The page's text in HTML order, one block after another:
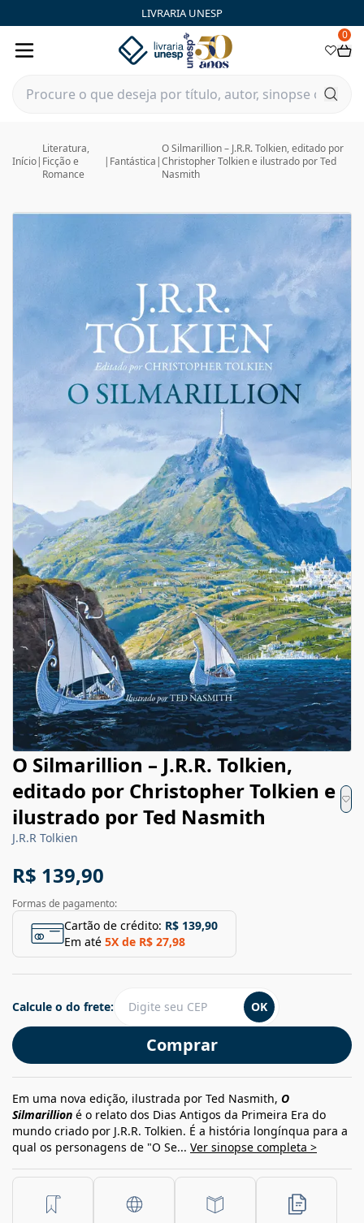
LIVRARIA UNESP
0
Início|
Literatura,
Ficção e
Romance
| Fantástica |
O Silmarillion – J.R.R. Tolkien, editado por
Christopher Tolkien e ilustrado por Ted
Nasmith
O Silmarillion – J.R.R. Tolkien,
editado por Christopher Tolkien e
ilustrado por Ted Nasmith
J.R.R Tolkien
R$ 139,90
Formas de pagamento:
Cartão de crédito: R$ 139,90
Em até 5X de R$ 27,98
Comprar
Calcule o do frete: OK
Em uma nova edição, ilustrada por Ted Nasmith, O
Silmarillion é o relato dos Dias Antigos da Primeira Era do
mundo criado por J.R.R. Tolkien. É a história longínqua para a
qual os personagens de "O Se... Ver sinopse completa >